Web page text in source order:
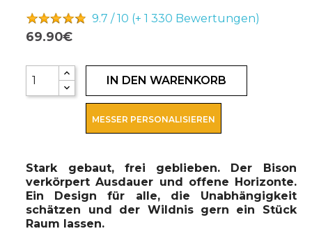
9.7 / 10 (+ 1 330 Bewertungen)
69.90€
IN DEN WARENKORB
MESSER PERSONALISIEREN
Stark gebaut, frei geblieben. Der Bison
verkörpert Ausdauer und offene Horizonte.
Ein Design für alle, die Unabhängigkeit
schätzen und der Wildnis gern ein Stück
Raum lassen.